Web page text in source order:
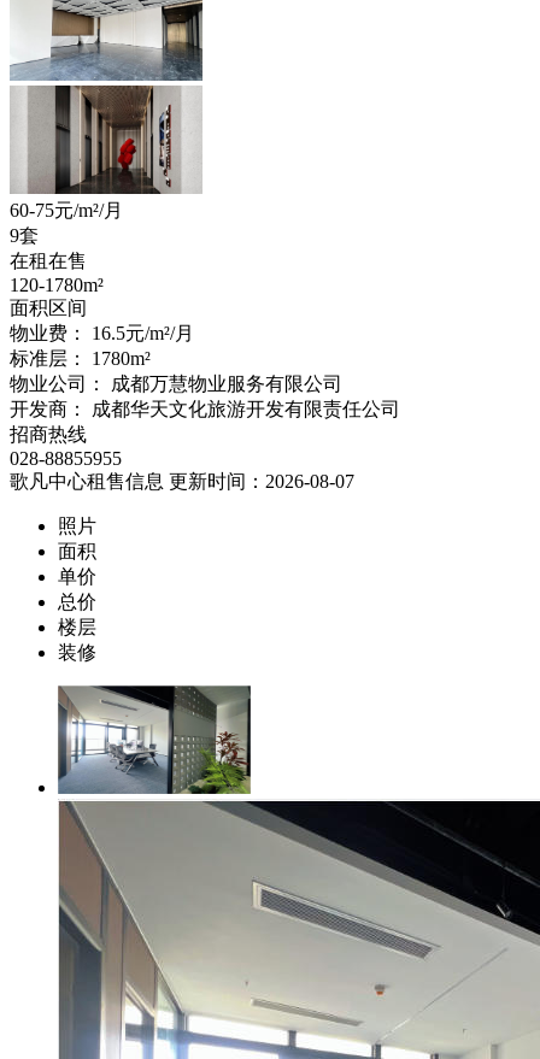
60-75元/m²/月
9套
在租在售
120-1780m²
面积区间
物业费：
16.5元/m²/月
标准层：
1780m²
物业公司：
成都万慧物业服务有限公司
开发商：
成都华天文化旅游开发有限责任公司
招商热线
028-88855955
歌凡中心租售信息 更新时间：2026-08-07
照片
面积
单价
总价
楼层
装修